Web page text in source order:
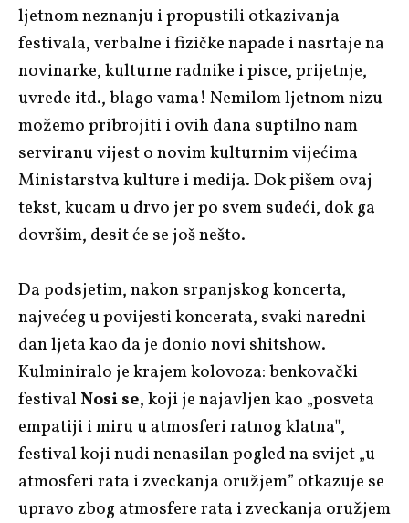
ljetnom neznanju i propustili otkazivanja
festivala, verbalne i fizičke napade i nasrtaje na
novinarke, kulturne radnike i pisce, prijetnje,
uvrede itd., blago vama! Nemilom ljetnom nizu
možemo pribrojiti i ovih dana suptilno nam
serviranu vijest o novim kulturnim vijećima
Ministarstva kulture i medija. Dok pišem ovaj
tekst, kucam u drvo jer po svem sudeći, dok ga
dovršim, desit će se još nešto.
Da podsjetim, nakon srpanjskog koncerta,
najvećeg u povijesti koncerata, svaki naredni
dan ljeta kao da je donio novi shitshow.
Kulminiralo je krajem kolovoza: benkovački
festival Nosi se, koji je najavljen kao „posveta
empatiji i miru u atmosferi ratnog klatna",
festival koji nudi nenasilan pogled na svijet „u
atmosferi rata i zveckanja oružjem” otkazuje se
upravo zbog atmosfere rata i zveckanja oružjem